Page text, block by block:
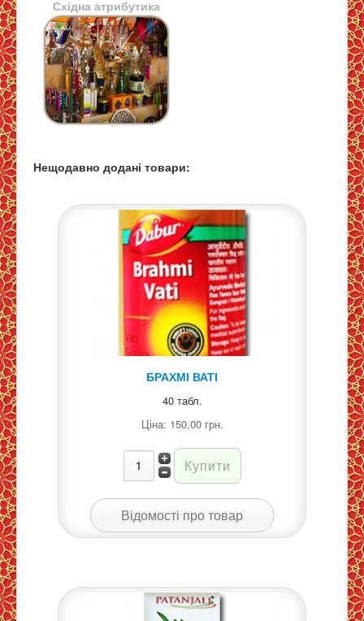
Східна атрибутика
Нещодавно додані товари:
БРАХМІ ВАТІ
40 табл.
Ціна: 150,00 грн.
Відомості про товар